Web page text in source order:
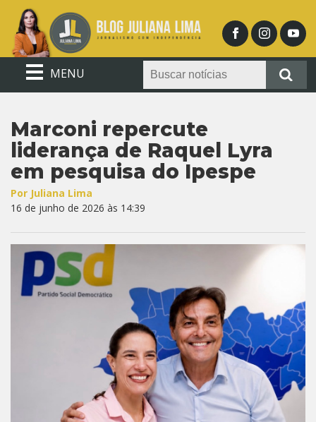
MENU
Marconi repercute
liderança de Raquel Lyra
em pesquisa do Ipespe
Por Juliana Lima
16 de junho de 2026 às 14:39